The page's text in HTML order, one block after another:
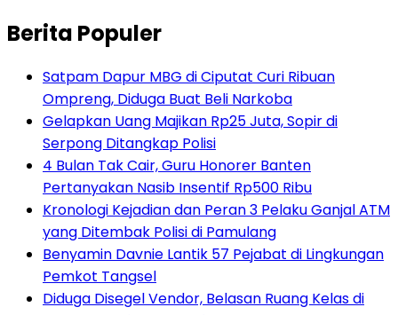
Berita Populer
Satpam Dapur MBG di Ciputat Curi Ribuan
Ompreng, Diduga Buat Beli Narkoba
Gelapkan Uang Majikan Rp25 Juta, Sopir di
Serpong Ditangkap Polisi
4 Bulan Tak Cair, Guru Honorer Banten
Pertanyakan Nasib Insentif Rp500 Ribu
Kronologi Kejadian dan Peran 3 Pelaku Ganjal ATM
yang Ditembak Polisi di Pamulang
Benyamin Davnie Lantik 57 Pejabat di Lingkungan
Pemkot Tangsel
Diduga Disegel Vendor, Belasan Ruang Kelas di